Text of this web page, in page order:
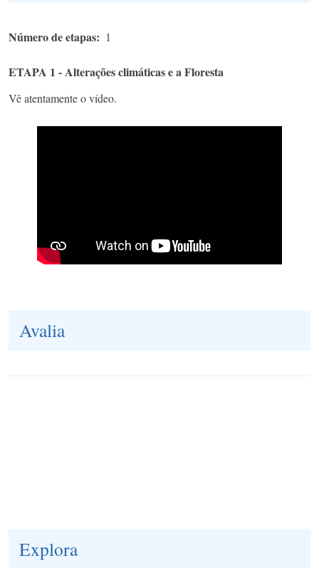
Número de etapas 1
ETAPA 1 - Alterações climáticas e a Floresta
Vê atentamente o vídeo.
Avalia
Explora